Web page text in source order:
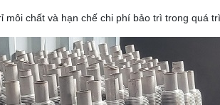
chất và hạn chế chi phí bảo trì trong quá